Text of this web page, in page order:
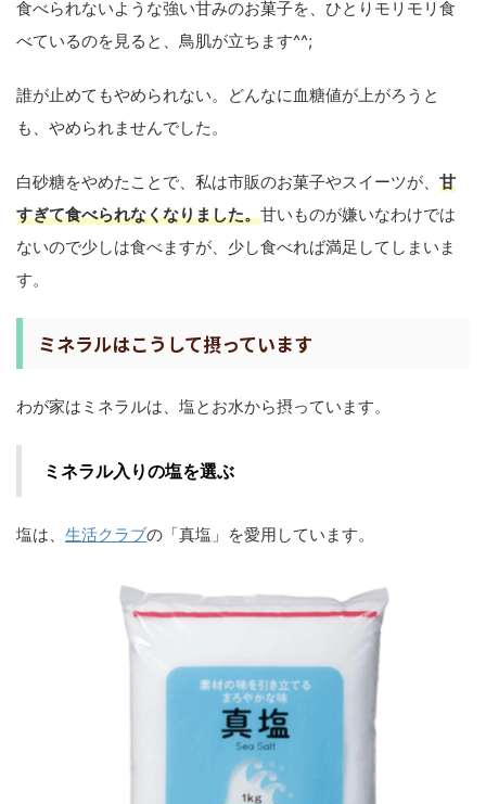
食べられないような強い甘みのお菓子を、ひとりモリモリ食
べているのを見ると、鳥肌が立ちます^^;
誰が止めてもやめられない。どんなに血糖値が上がろうと
も、やめられませんでした。
白砂糖をやめたことで、私は市販のお菓子やスイーツが、 甘
すぎて食べられなくなりました。甘いものが嫌いなわけでは
ないので少しは食べますが、少し食べれば満足してしまいま
す。
ミネラルはこうして摂っています
わが家はミネラルは、塩とお水から摂っています。
ミネラル入りの塩を選ぶ
塩は、 生活クラブの「真塩」を愛用しています。